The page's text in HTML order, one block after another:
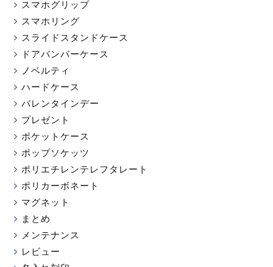
スマホグリップ
スマホリング
スライドスタンドケース
ドアバンパーケース
ノベルティ
ハードケース
バレンタインデー
プレゼント
ポケットケース
ポップソケッツ
ポリエチレンテレフタレート
ポリカーボネート
マグネット
まとめ
メンテナンス
レビュー